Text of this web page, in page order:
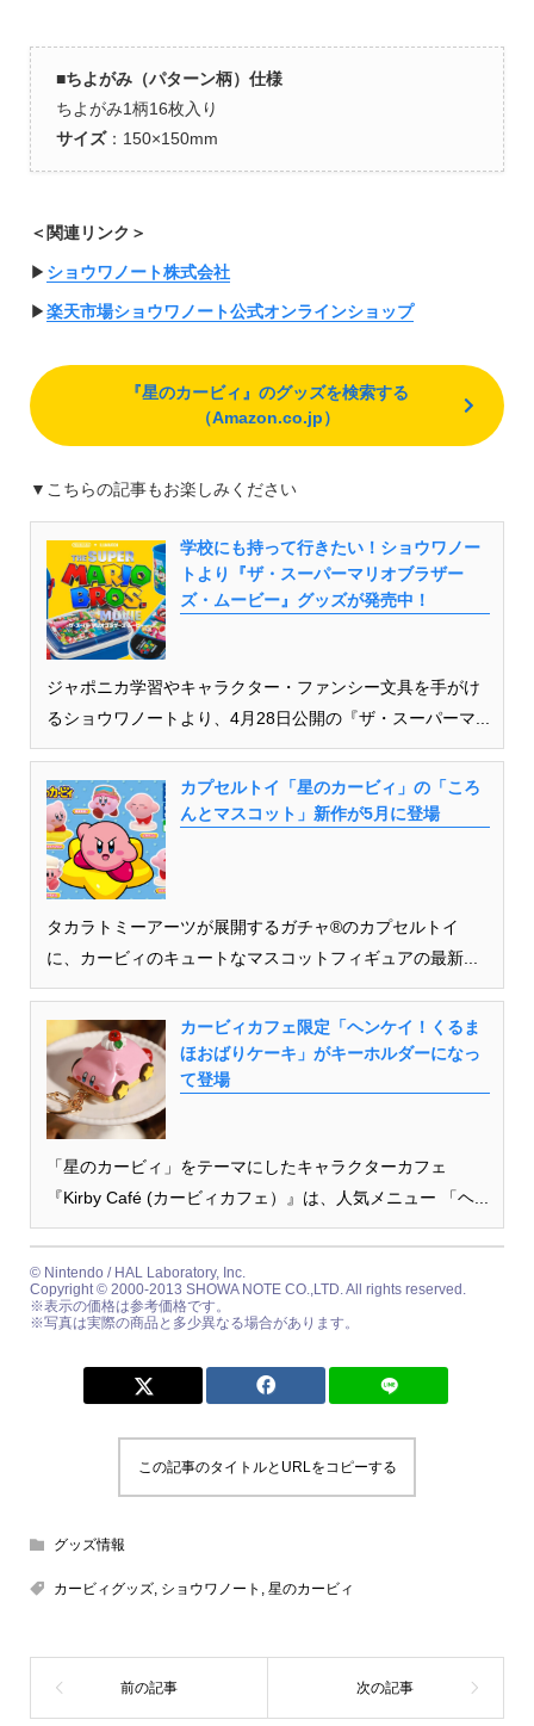
■ちよがみ（パターン柄）仕様
ちよがみ1柄16枚入り
サイズ：150×150mm
＜関連リンク＞
▶︎ ショウワノート株式会社
▶︎楽天市場ショウワノート公式オンラインショップ
『星のカービィ』のグッズを検索する
（Amazon.co.jp）
▼こちらの記事もお楽しみください
学校にも持って行きたい！ショウワノー
トより『ザ・スーパーマリオブラザー
ズ・ムービー』グッズが発売中！
ジャポニカ学習やキャラクター・ファンシー文具を手がけ
るショウワノートより、4月28日公開の『ザ・スーパーマ...
カプセルトイ「星のカービィ」の「ころ
んとマスコット」新作が5月に登場
タカラトミーアーツが展開するガチャ®のカプセルトイ
に、カービィのキュートなマスコットフィギュアの最新...
カービィカフェ限定「ヘンケイ！くるま
ほおばりケーキ」がキーホルダーになっ
て登場
「星のカービィ」をテーマにしたキャラクターカフェ
『Kirby Café (カービィカフェ）』は、人気メニュー 「ヘ...
© Nintendo / HAL Laboratory, Inc.
Copyright © 2000-2013 SHOWA NOTE CO.,LTD. All rights reserved.
※表示の価格は参考価格です。
※写真は実際の商品と多少異なる場合があります。
この記事のタイトルとURLをコピーする
グッズ情報
カービィグッズ, ショウワノート , 星のカービィ